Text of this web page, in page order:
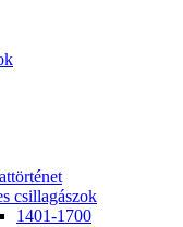
csil­la­gá­szok
1401-1700